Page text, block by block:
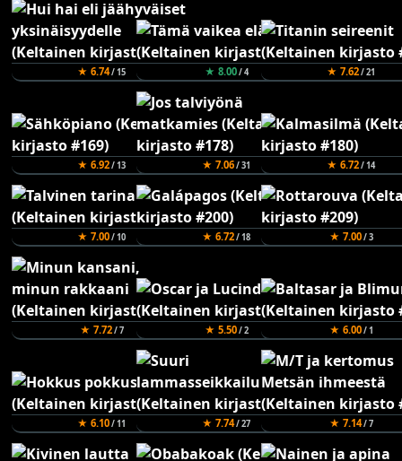
★ 6.74/ 15 ★ 8.00/ 4 ★ 7.62/ 21
★ 6.92/ 13 ★ 7.06/ 31 ★ 6.72/ 14
★ 7.00/ 10 ★ 6.72/ 18 ★ 7.00/ 3
★ 7.72/ 7 ★ 5.50/ 2 ★ 6.00/ 1
★ 6.10/ 11 ★ 7.74/ 27 ★ 7.14/ 7